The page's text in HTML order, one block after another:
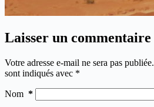
Laisser un commentaire
Votre adresse e-mail ne sera pas publiée.
sont indiqués avec *
Nom *